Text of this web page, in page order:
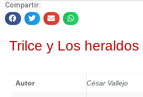
Compartir:
Trilce y Los heraldos
Autor César Vallejo